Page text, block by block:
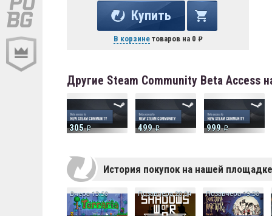
Купить
В корзинетоваров на 0
Другие Steam Community Beta Access
305 499 999
История покупок на нашей площадке
Вчера 13:50 Позавчера 20:04 Позавчера 19:30